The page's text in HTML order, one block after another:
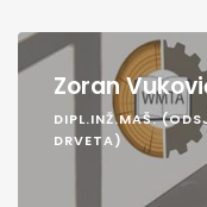
Zoran
DIPL.INŽ.MAŠ.
DRVETA)